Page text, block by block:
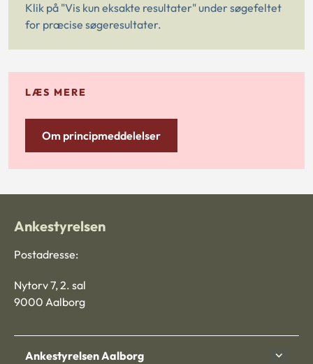
Klik på "Vis kun eksakte resultater" under søgefeltet
for præcise søgeresultater.
LÆS MERE
Om principmeddelelser
Ankestyrelsen
Postadresse:
Nytorv 7, 2. sal
9000 Aalborg
Ankestyrelsen Aalborg